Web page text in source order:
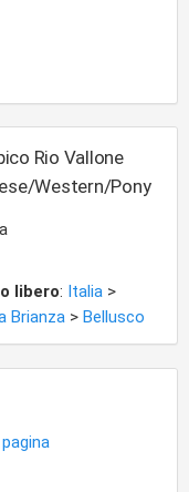
Rio Vallone
Western/Pony
libero: Italia >
Brianza > Bellusco